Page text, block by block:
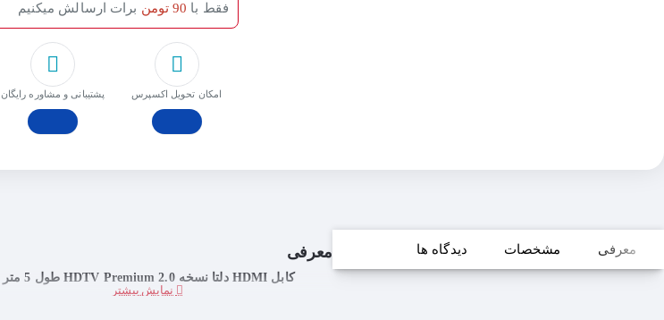
امکان تحویل اکسپرس پشتیبانی و مشاوره رایگان
فقط با 90 تومن برات ارسالش میکنیم
معرفی مشخصات دیدگاه ها معرفی
کابل HDMI دلتا نسخه 2.0 HDTV Premium طول 5 متر